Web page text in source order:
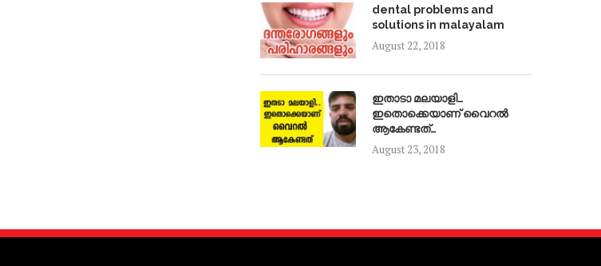
dental problems and
solutions in malayalam
August 22, 2018
ഇതാടാ മലയാളി…
ഇതൊക്കെയാണ് വൈറൽ
ആകേണ്ടത്…
August 23, 2018